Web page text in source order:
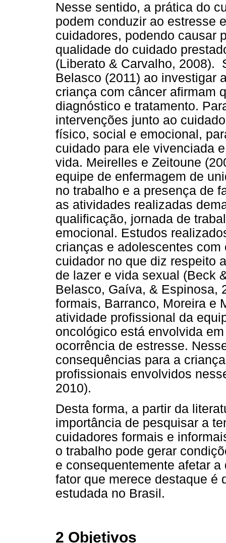
Nesse sentido, a prática do
podem conduzir ao estresse
cuidadores, podendo causar
qualidade do cuidado
(Liberato & Carvalho, 2008).
Belasco (2011) ao investigar
criança com câncer afirmam
diagnóstico e tratamento.
intervenções junto ao
físico, social e emocional,
cuidado para ele vivenciada
vida. Meirelles e Zeitoune
equipe de enfermagem de
no trabalho e a presença de
as atividades realizadas
qualificação, jornada de
emocional. Estudos
crianças e adolescentes
cuidador no que diz respeito
de lazer e vida sexual (Beck
Belasco, Gaíva, & Espinosa,
formais, Barranco, Moreira e
atividade profissional da
oncológico está envolvida
ocorrência de estresse.
consequências para a
profissionais envolvidos
2010).
Desta forma, a partir da
importância de pesquisar a
cuidadores formais e
o trabalho pode gerar
e consequentemente afetar
fator que merece destaque é
estudada no Brasil.
2 Objetivos